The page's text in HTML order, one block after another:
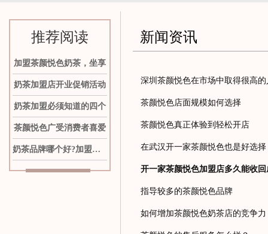
推荐阅读
加盟茶颜悦色奶茶，坐享
奶茶加盟店开业促销活动
奶茶加盟必须知道的四个
茶颜悦色广受消费者喜爱
奶茶品牌哪个好?加盟茶颜
新闻资讯
深圳茶颜悦色在市场中取得很高
茶颜悦色店面规模如何选择
茶颜悦色真正体验到轻松开店
在武汉开一家茶颜悦色也是好选择
开一家茶颜悦色加盟店多久能收
指导较多的茶颜悦色品牌
如何增加茶颜悦色奶茶店的竞争力